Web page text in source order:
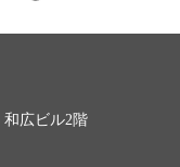
和広ビル2階